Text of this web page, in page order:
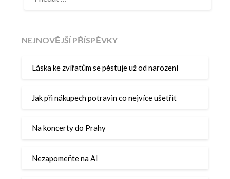
NEJNOVĚJŠÍ PŘÍSPĚVKY
Láska ke zvířatům se pěstuje už od narození
Jak při nákupech potravin co nejvíce ušetřit
Na koncerty do Prahy
Nezapomeňte na AI